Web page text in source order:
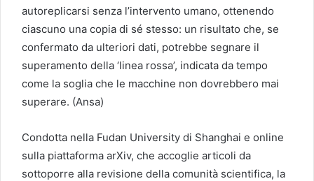
autoreplicarsi senza l’intervento umano, ottenendo
ciascuno una copia di sé stesso: un risultato che, se
confermato da ulteriori dati, potrebbe segnare il
superamento della ‘linea rossa’, indicata da tempo
come la soglia che le macchine non dovrebbero mai
superare. (Ansa)
Condotta nella Fudan University di Shanghai e online
sulla piattaforma arXiv, che accoglie articoli da
sottoporre alla revisione della comunità scientifica, la